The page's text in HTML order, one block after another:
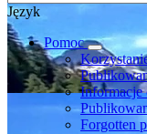
Język
Pomoc
Informacje
Forgotten